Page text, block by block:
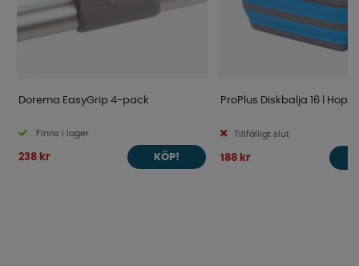
Dorema EasyGrip 4-pack
Finns i lager
238 kr KÖP!
ProPlus Diskbalja 16 l
Tillfälligt slut
188 kr